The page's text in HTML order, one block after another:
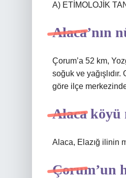
A) ETİMOLOJİK
Alaca’nın
Çorum’a 52 km,
soğuk ve yağışlıdır.
göre ilçe
Alaca köyü
Alaca, Elazığ ilinin
Çorum’un